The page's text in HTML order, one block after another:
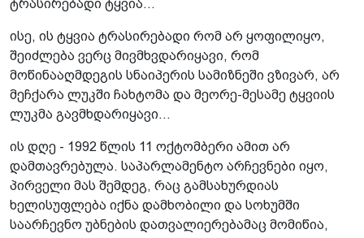
ტრასირებადი ტყვია...
ისე, ის ტყვია ტრასირებადი რომ არ ყოფილიყო,
შეიძლება ვერც მივმხვდარიყავი, რომ
მოწინააღმდეგის სნაიპერის სამიზნეში ვზივარ, არ
მეჩქარა ლუკში ჩახტომა და მეორე-მესამე ტყვიის
ლუკმა გავმხდარიყავი...
ის დღე - 1992 წლის 11 ოქტომბერი ამით არ
დამთავრებულა. საპარლამენტო არჩევნები იყო,
პირველი მას შემდეგ, რაც გამსახურდიას
ხელისუფლება იქნა დამხობილი და სოხუმში
საარჩევნო უბნების დათვალიერებამაც მომიწია,